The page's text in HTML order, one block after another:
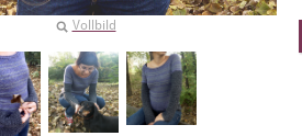
Vollbild